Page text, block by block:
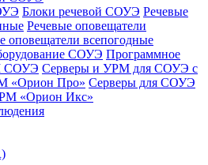
Блоки речевой СОУЭ Речевые
Речевые оповещатели
оповещатели всепогодные
СОУЭ Программное
СОУЭ Серверы и УРМ для СОУЭ с
«Орион Про» Серверы для СОУЭ
«Орион Икс»